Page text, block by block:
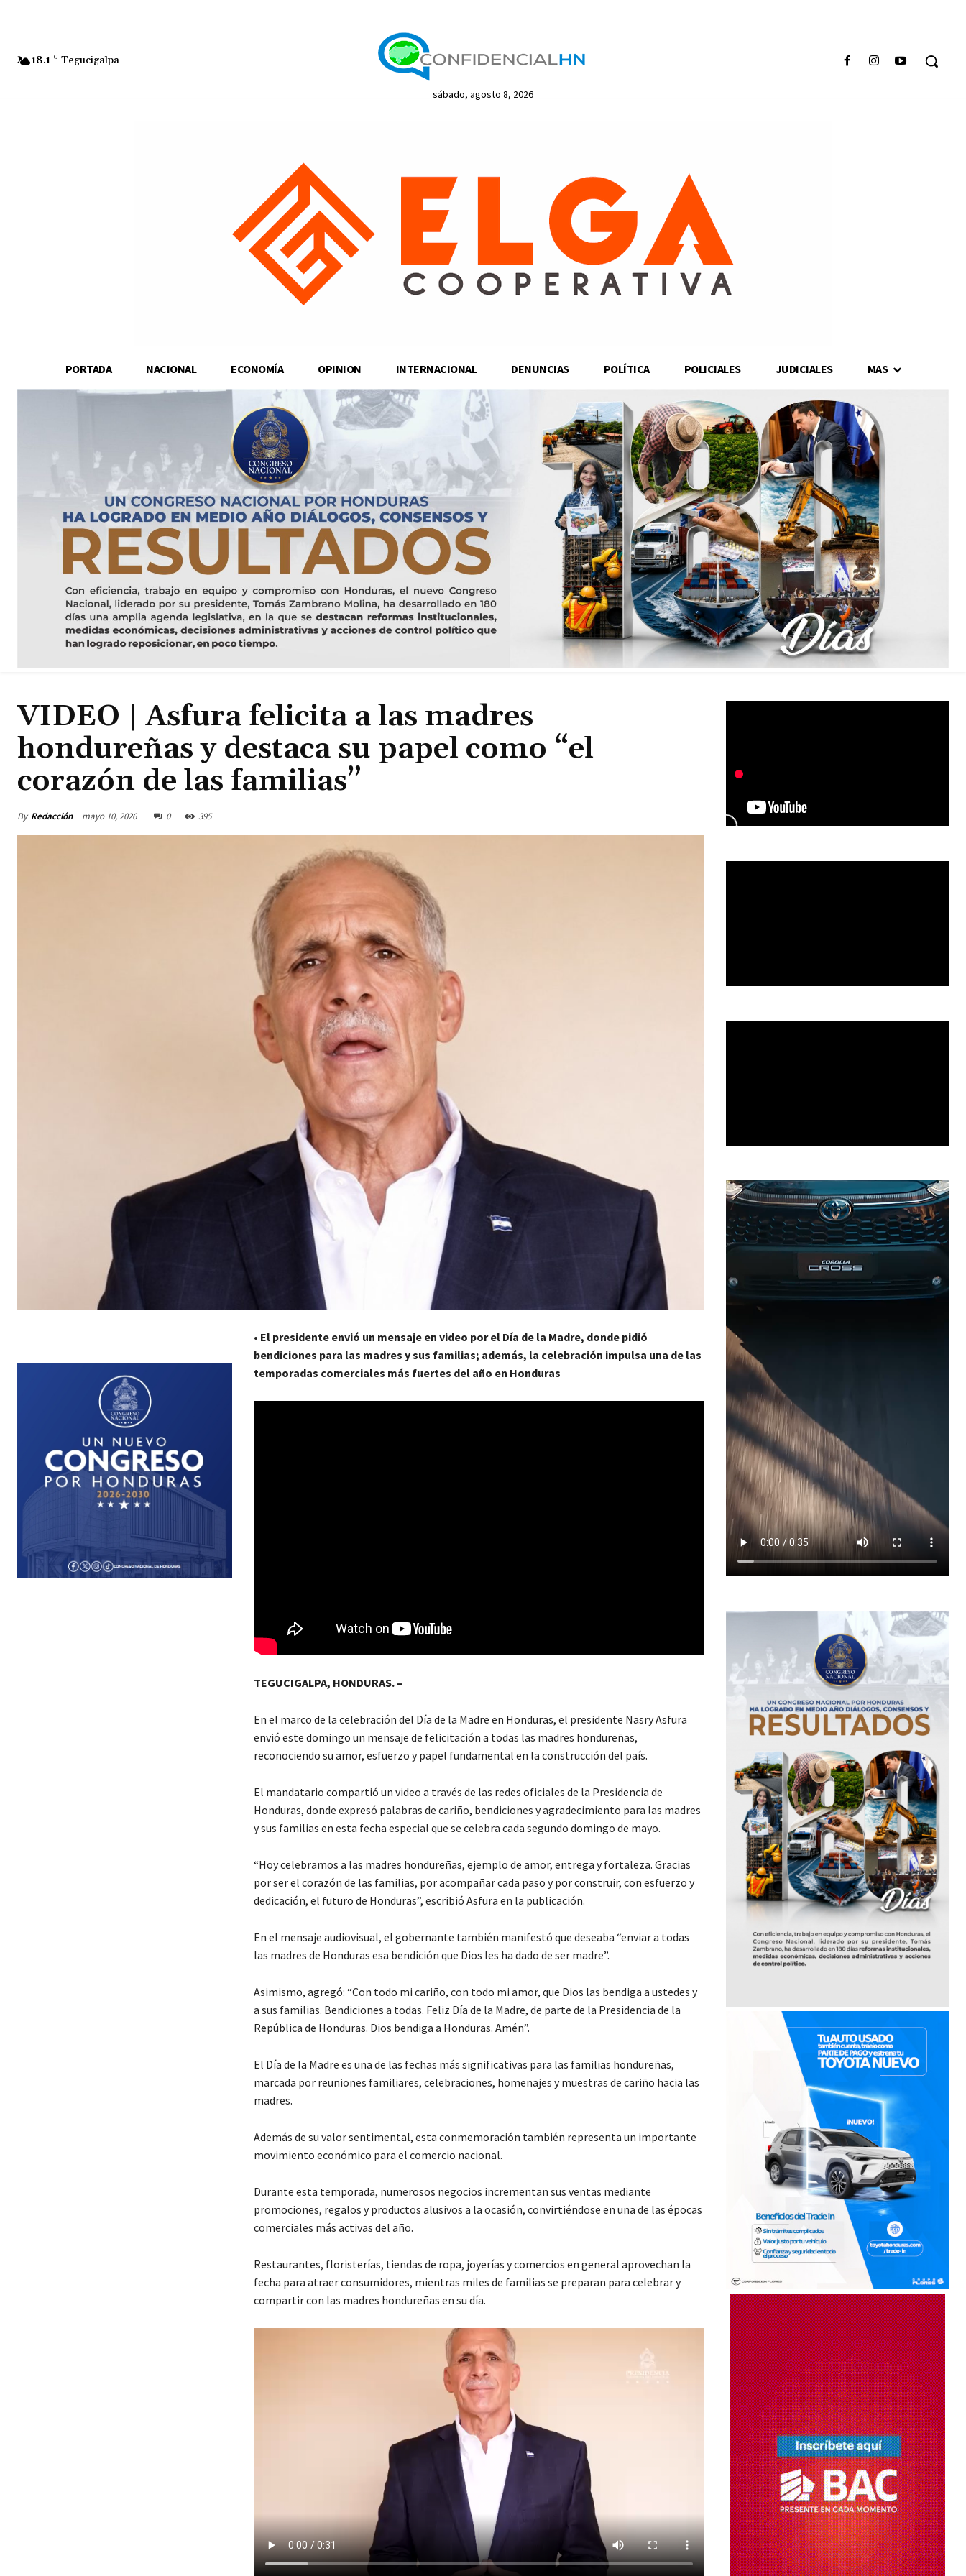
18.1 C Tegucigalpa
sábado, agosto 8, 2026
PORTADA NACIONAL ECONOMÍA OPINION INTERNACIONAL DENUNCIAS POLÍTICA POLICIALES JUDICIALES MAS
VIDEO | Asfura felicita a las madres
hondureñas y destaca su papel como “el
corazón de las familias”
By Redacción mayo 10, 2026 0 395
• El presidente envió un mensaje en video por el Día de la Madre, donde pidió
bendiciones para las madres y sus familias; además, la celebración impulsa una de las
temporadas comerciales más fuertes del año en Honduras
TEGUCIGALPA, HONDURAS. –
En el marco de la celebración del Día de la Madre en Honduras, el presidente Nasry Asfura
envió este domingo un mensaje de felicitación a todas las madres hondureñas,
reconociendo su amor, esfuerzo y papel fundamental en la construcción del país.
El mandatario compartió un video a través de las redes oficiales de la Presidencia de
Honduras, donde expresó palabras de cariño, bendiciones y agradecimiento para las madres
y sus familias en esta fecha especial que se celebra cada segundo domingo de mayo.
“Hoy celebramos a las madres hondureñas, ejemplo de amor, entrega y fortaleza. Gracias
por ser el corazón de las familias, por acompañar cada paso y por construir, con esfuerzo y
dedicación, el futuro de Honduras”, escribió Asfura en la publicación.
En el mensaje audiovisual, el gobernante también manifestó que deseaba “enviar a todas
las madres de Honduras esa bendición que Dios les ha dado de ser madre”.
Asimismo, agregó: “Con todo mi cariño, con todo mi amor, que Dios las bendiga a ustedes y
a sus familias. Bendiciones a todas. Feliz Día de la Madre, de parte de la Presidencia de la
República de Honduras. Dios bendiga a Honduras. Amén”.
El Día de la Madre es una de las fechas más significativas para las familias hondureñas,
marcada por reuniones familiares, celebraciones, homenajes y muestras de cariño hacia las
madres.
Además de su valor sentimental, esta conmemoración también representa un importante
movimiento económico para el comercio nacional.
Durante esta temporada, numerosos negocios incrementan sus ventas mediante
promociones, regalos y productos alusivos a la ocasión, convirtiéndose en una de las épocas
comerciales más activas del año.
Restaurantes, floristerías, tiendas de ropa, joyerías y comercios en general aprovechan la
fecha para atraer consumidores, mientras miles de familias se preparan para celebrar y
compartir con las madres hondureñas en su día.